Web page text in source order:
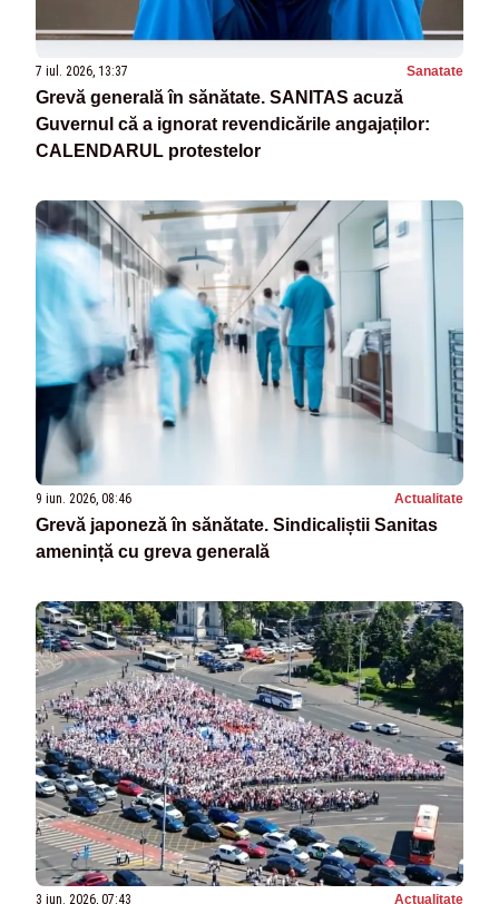
7 iul. 2026, 13:37 Sanatate
Grevă generală în sănătate. SANITAS acuză
Guvernul că a ignorat revendicările angajaților:
CALENDARUL protestelor
9 iun. 2026, 08:46 Actualitate
Grevă japoneză în sănătate. Sindicaliștii Sanitas
amenință cu greva generală
3 iun. 2026, 07:43 Actualitate